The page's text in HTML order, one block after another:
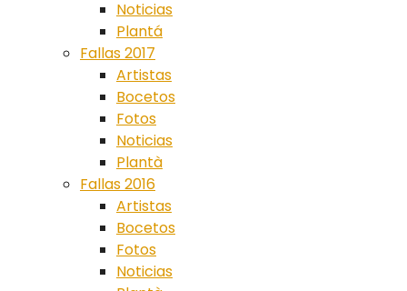
Noticias
Plantá
Fallas 2017
Artistas
Bocetos
Fotos
Noticias
Plantà
Fallas 2016
Artistas
Bocetos
Fotos
Noticias